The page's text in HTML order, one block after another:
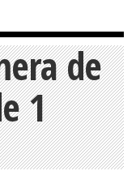
de
1